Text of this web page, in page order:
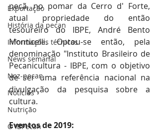
Exportação
História da pecan
Informações técnicas
News semanal
Noz-pecan
Notícias
Nutrição
O IBPecan
pecã, no pomar da Cerro d' Forte,
atual propriedade do então
tesoureiro do IBPE, André Bento
Monticelli. Optou-se então, pela
denominação "Instituto Brasileiro de
Pecanicultura - IBPE, com o objetivo
de ser uma referência nacional na
divulgação da pesquisa sobre a
cultura.
Eventos de 2019: